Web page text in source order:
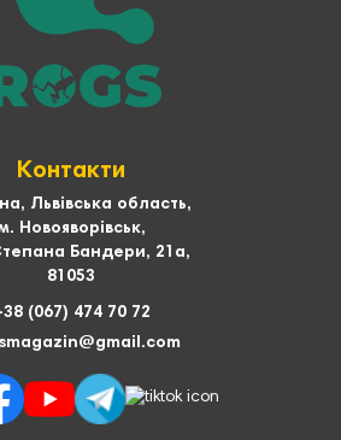
Контакти
Львівська область,
Новояворівськ,
Бандери, 21а,
81053
(067) 474 70 72